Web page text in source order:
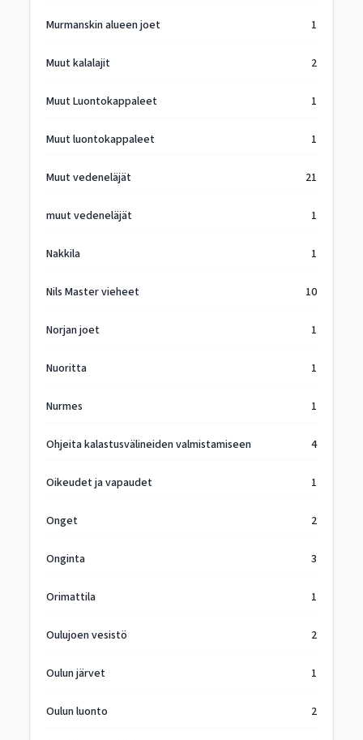
Murmanskin alueen joet 1
Muut kalalajit 2
Muut Luontokappaleet 1
Muut luontokappaleet 1
Muut vedeneläjät 21
muut vedeneläjät 1
Nakkila 1
Nils Master vieheet 10
Norjan joet 1
Nuoritta 1
Nurmes 1
Ohjeita kalastusvälineiden valmistamiseen 4
Oikeudet ja vapaudet 1
Onget 2
Onginta 3
Orimattila 1
Oulujoen vesistö 2
Oulun järvet 1
Oulun luonto 2